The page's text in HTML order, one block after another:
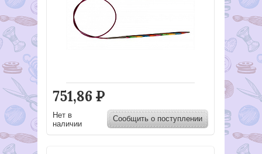
751,86 Р
Нет в
наличии
Сообщить о поступлении